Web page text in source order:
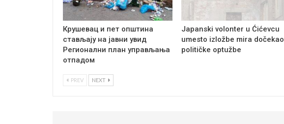
Крушевац и пет општина
стављају на јавни увид
Регионални план управљања
отпадом
Japanski volonter u Ćićevcu
umesto izložbe mira dočekao
političke optužbe
PREV NEXT